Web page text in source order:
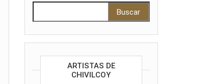
ARTISTAS DE
CHIVILCOY